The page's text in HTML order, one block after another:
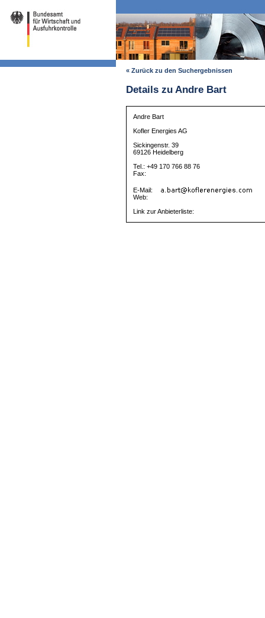
« Zurück zu den Suchergebnissen
Details zu Andre Bart
Andre Bart
Kofler Energies AG
Sickingenstr. 39
69126 Heidelberg
Tel.: +49 170 766 88 76
Fax:
E-Mail:
Web:
Link zur Anbieterliste: